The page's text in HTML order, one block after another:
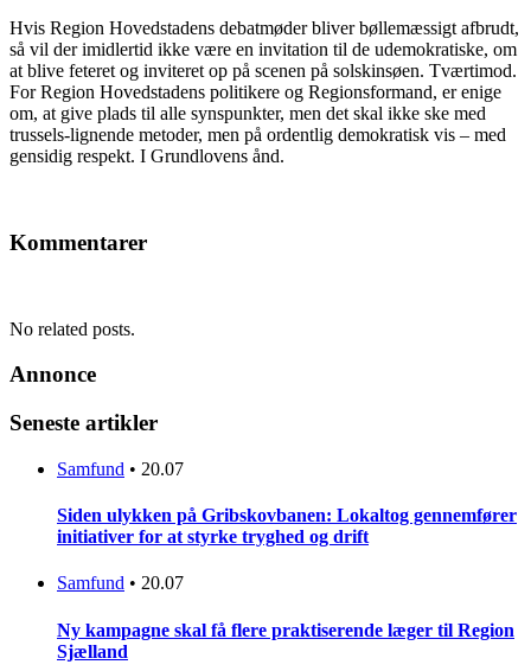
Hvis Region Hovedstadens debatmøder bliver bøllemæssigt afbrudt,
så vil der imidlertid ikke være en invitation til de udemokratiske, om
at blive feteret og inviteret op på scenen på solskinsøen. Tværtimod.
For Region Hovedstadens politikere og Regionsformand, er enige
om, at give plads til alle synspunkter, men det skal ikke ske med
trussels-lignende metoder, men på ordentlig demokratisk vis – med
gensidig respekt. I Grundlovens ånd.
Kommentarer
No related posts.
Annonce
Seneste artikler
Samfund • 20.07
Siden ulykken på Gribskovbanen: Lokaltog gennemfører
initiativer for at styrke tryghed og drift
Samfund • 20.07
Ny kampagne skal få flere praktiserende læger til Region
Sjælland